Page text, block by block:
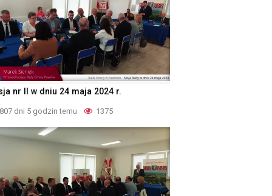
nr II w dniu 24 maja 2024 r.
807 dni 5 godzin temu 1375